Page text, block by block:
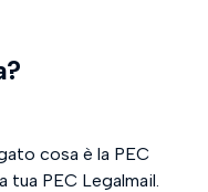
cosa è la PEC
tua PEC Legalmail.